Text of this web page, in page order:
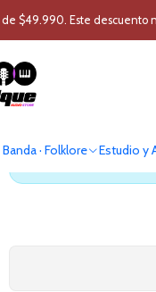
· Folklore Estudio y
$49.990. Este descuento
Bajos Bajo Electrico
Bajo
Antes de